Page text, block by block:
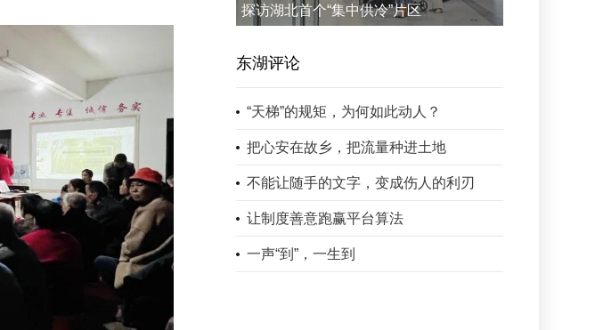
探访湖北首个“集中供冷”片区
东湖评论
“天梯”的规矩，为何如此动人？
把心安在故乡，把流量种进土地
不能让随手的文字，变成伤人的利刃
让制度善意跑赢平台算法
一声“到”，一生到